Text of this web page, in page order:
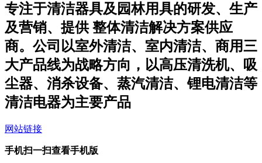
专注于清洁器具及园林用具的研发、生产
及营销、提供 整体清洁解决方案供应
商。公司以室外清洁、室内清洁、商用三
大产品线为战略方向，以高压清洗机、吸
尘器、消杀设备、蒸汽清洁、锂电清洁等
清洁电器为主要产品
网站链接
手机扫一扫查看手机版